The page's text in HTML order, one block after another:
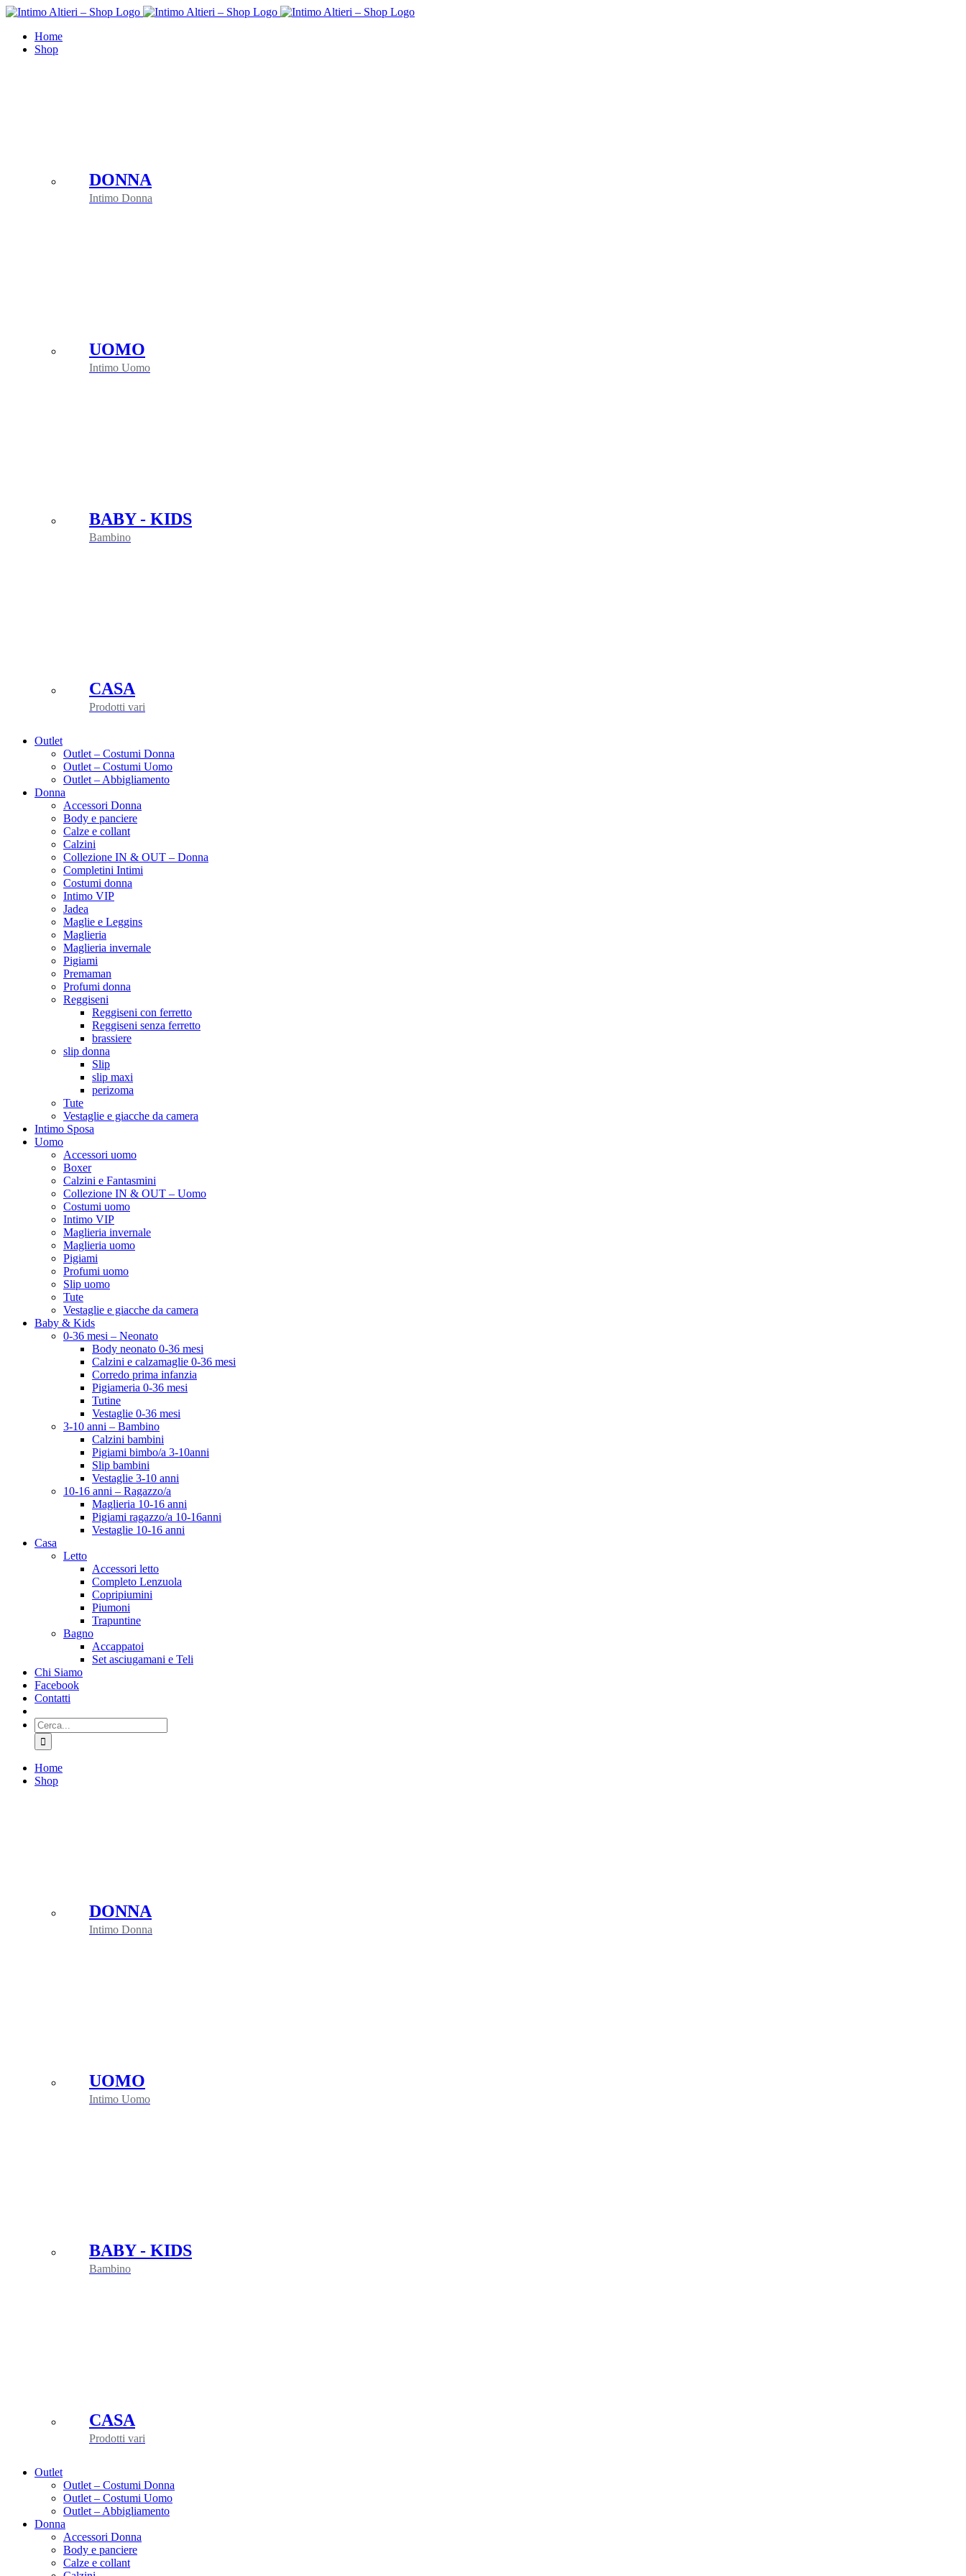
Salta
contenutoHome
Shop
DONNA
Intimo Donna
UOMO
Intimo Uomo
BABY - KIDS
Bambino
CASA
Prodotti vari
Outlet
Outlet – Costumi Donna
Outlet – Costumi Uomo
Outlet – Abbigliamento
Donna
Accessori Donna
Body e panciere
Calze e collant
Calzini
Collezione IN & OUT – Donna
Completini Intimi
Costumi donna
Intimo VIP
Jadea
Maglie e Leggins
Maglieria
Maglieria invernale
Pigiami
Premaman
Profumi donna
Reggiseni
Reggiseni con ferretto
Reggiseni senza ferretto
brassiere
slip donna
Slip
slip maxi
perizoma
Tute
Vestaglie e giacche da camera
Intimo Sposa
Uomo
Accessori uomo
Boxer
Calzini e Fantasmini
Collezione IN & OUT – Uomo
Costumi uomo
Intimo VIP
Maglieria invernale
Maglieria uomo
Pigiami
Profumi uomo
Slip uomo
Tute
Vestaglie e giacche da camera
Baby & Kids
0-36 mesi – Neonato
Body neonato 0-36 mesi
Calzini e calzamaglie 0-36 mesi
Corredo prima infanzia
Pigiameria 0-36 mesi
Tutine
Vestaglie 0-36 mesi
3-10 anni – Bambino
Calzini bambini
Pigiami bimbo/a 3-10anni
Slip bambini
Vestaglie 3-10 anni
10-16 anni – Ragazzo/a
Maglieria 10-16 anni
Pigiami ragazzo/a 10-16anni
Vestaglie 10-16 anni
Casa
Letto
Accessori letto
Completo Lenzuola
Copripiumini
Piumoni
Trapuntine
Bagno
Accappatoi
Set asciugamani e Teli
Chi Siamo
Facebook
Contatti
Cerca
per:
Home
Shop
DONNA
Intimo Donna
UOMO
Intimo Uomo
BABY - KIDS
Bambino
CASA
Prodotti vari
Outlet
Outlet – Costumi Donna
Outlet – Costumi Uomo
Outlet – Abbigliamento
Donna
Accessori Donna
Body e panciere
Calze e collant